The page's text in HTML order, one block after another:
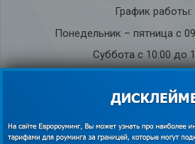
График работы:
Понедельник – пятница с
Суббота с 10:00 до
Служба под­держки кли­ен­тов